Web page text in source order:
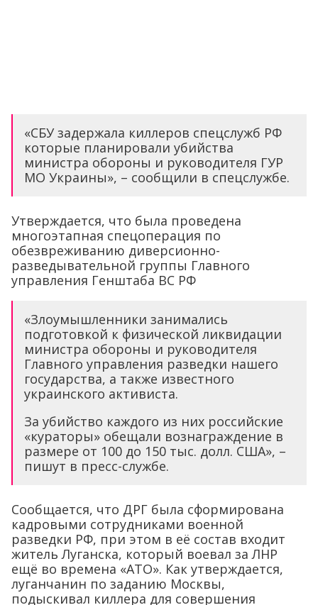
«СБУ задержала киллеров спецслужб РФ
которые планировали убийства
министра обороны и руководителя ГУР
МО Украины», – сообщили в спецслужбе.
Утверждается, что была проведена
многоэтапная спецоперация по
обезвреживанию диверсионно-
разведывательной группы Главного
управления Генштаба ВС РФ
«Злоумышленники занимались
подготовкой к физической ликвидации
министра обороны и руководителя
Главного управления разведки нашего
государства, а также известного
украинского активиста.
За убийство каждого из них российские
«кураторы» обещали вознаграждение в
размере от 100 до 150 тыс. долл. США», –
пишут в пресс-службе.
Сообщается, что ДРГ была сформирована
кадровыми сотрудниками военной
разведки РФ, при этом в её состав входит
житель Луганска, который воевал за ЛНР
ещё во времена «АТО». Как утверждается,
луганчанин по заданию Москвы,
подыскивал киллера для совершения